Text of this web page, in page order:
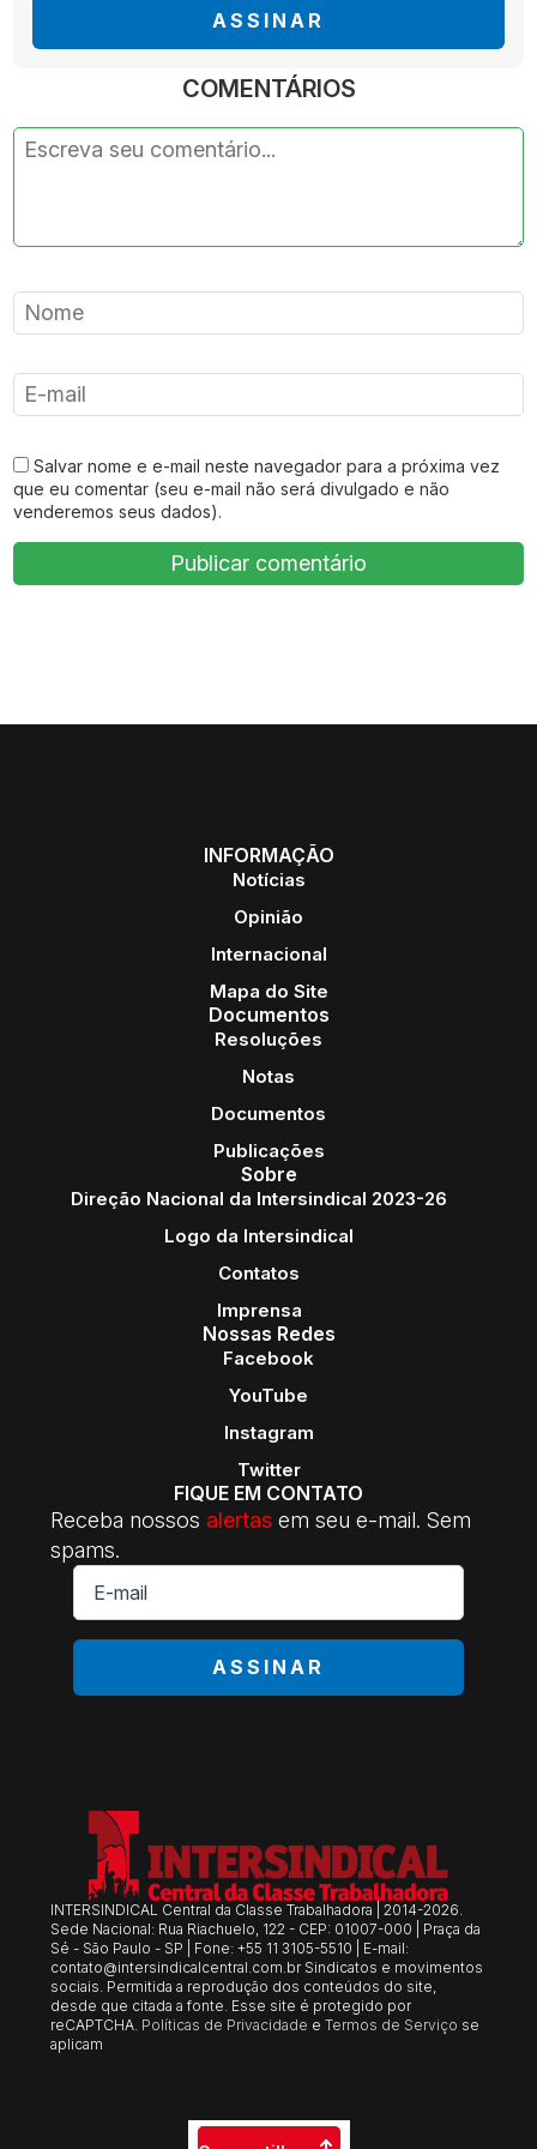
ASSINAR
COMENTÁRIOS
Salvar nome e e-mail neste navegador para a próxima vez
que eu comentar (seu e-mail não será divulgado e não
venderemos seus dados).
INFORMAÇÃO
Notícias
Opinião
Internacional
Mapa do Site
Documentos
Resoluções
Notas
Documentos
Publicações
Sobre
Direção Nacional da Intersindical 2023-26
Logo da Intersindical
Contatos
Imprensa
Nossas Redes
Facebook
YouTube
Instagram
Twitter
FIQUE EM CONTATO
Receba nossos alertas em seu e-mail. Sem
spams.
E-
mail
ASSINAR
INTERSINDICAL Central da Classe Trabalhadora | 2014-2026.
Sede Nacional: Rua Riachuelo, 122 - CEP: 01007-000 | Praça da
Sé - São Paulo - SP | Fone: +55 11 3105-5510 | E-mail:
contato@intersindicalcentral.com.br Sindicatos e movimentos
sociais. Permitida a reprodução dos conteúdos do site,
desde que citada a fonte. Esse site é protegido por
reCAPTCHA. Políticas de Privacidade eTermos de Serviço se
aplicam